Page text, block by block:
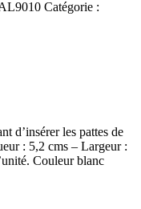
Catégorie :
d’insérer les pattes de
: 5,2 cms – Largeur :
Couleur blanc